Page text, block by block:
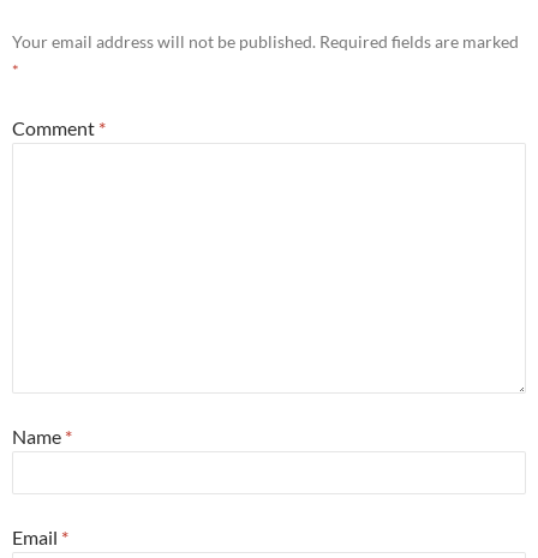
Your email address will not be published. Required fields are marked
*
Comment *
Name *
Email *